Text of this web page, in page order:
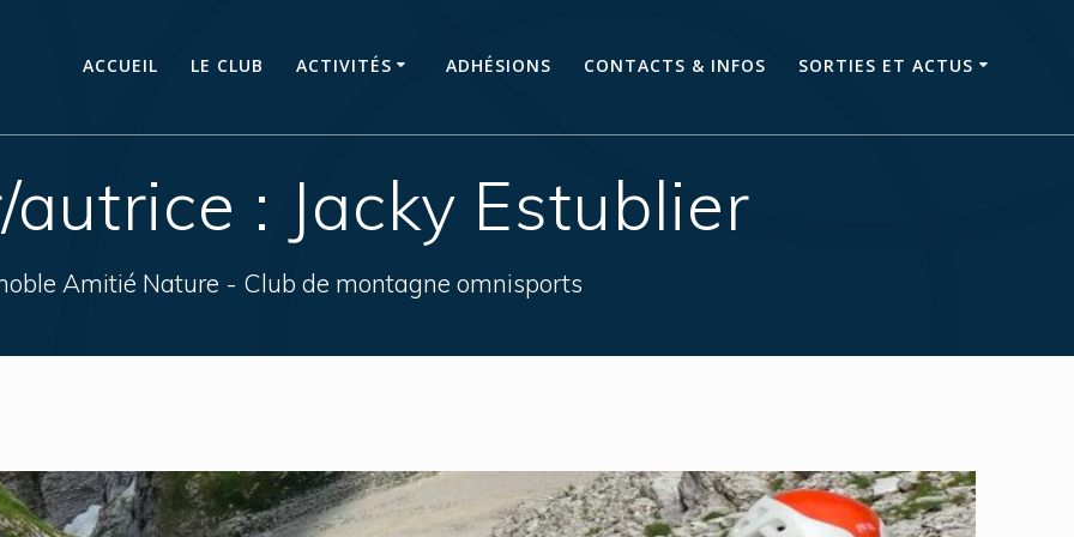
ACCUEIL LE CLUB ACTIVITÉS ADHÉSIONS CONTACTS & INFOS SORTIES ET ACTUS
: Jacky Estublier
Amitié Nature - Club de montagne omnisports